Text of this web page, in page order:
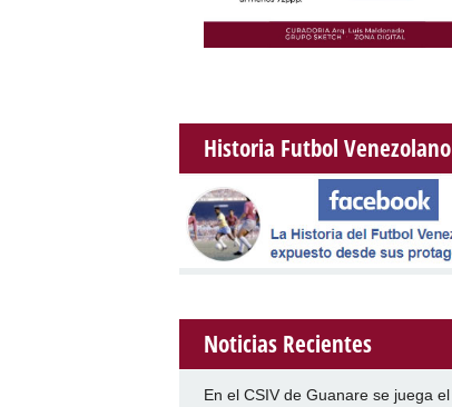
Historia Futbol Venezolano
Noticias Recientes
En el CSIV de Guanare se juega el